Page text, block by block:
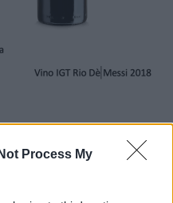
Process My